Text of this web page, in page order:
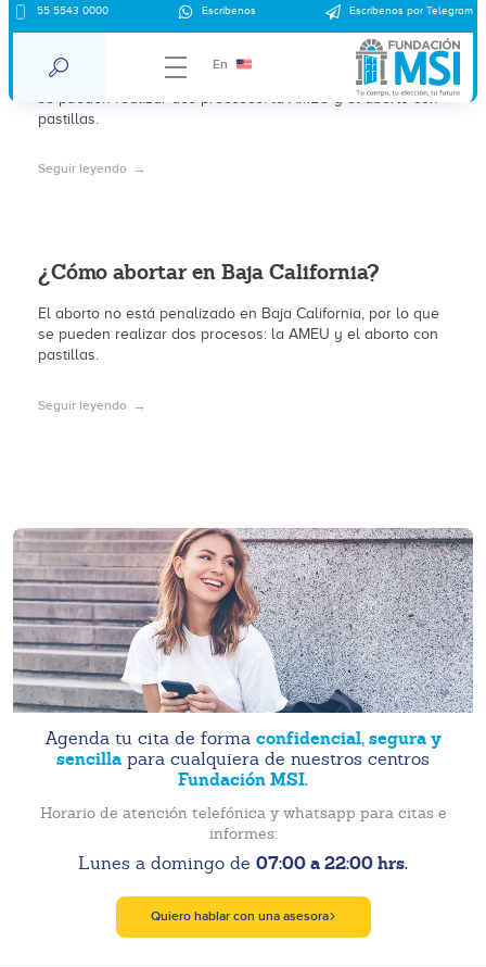
55 5543 0000 Escríbenos Escríbenos por Telegram
En
¿Cómo abortar en Baja California?
El aborto no está penalizado en Baja California, por lo que
se pueden realizar dos procesos: la AMEU y el aborto con
pastillas.
Seguir leyendo
¿Cómo abortar en Baja California?
El aborto no está penalizado en Baja California, por lo que
se pueden realizar dos procesos: la AMEU y el aborto con
pastillas.
Seguir leyendo
Agenda tu cita de forma confidencial, segura y
sencilla para cualquiera de nuestros centros
Fundación MSI.
Horario de atención telefónica y whatsapp para citas e
informes:
Lunes a domingo de 07:00 a 22:00 hrs.
Quiero hablar con una asesora